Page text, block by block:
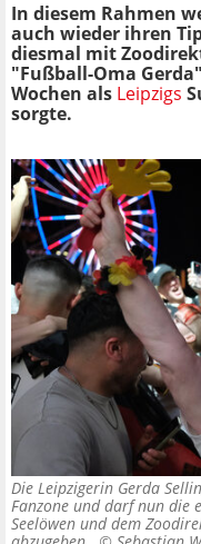
In diesem Rahmen
auch wieder ihren
diesmal mit
"Fußball-Oma
Wochen als Leipzigs
sorgte.
Die Leipzigerin Gerda
Fanzone und darf nun die
Seelöwen und dem